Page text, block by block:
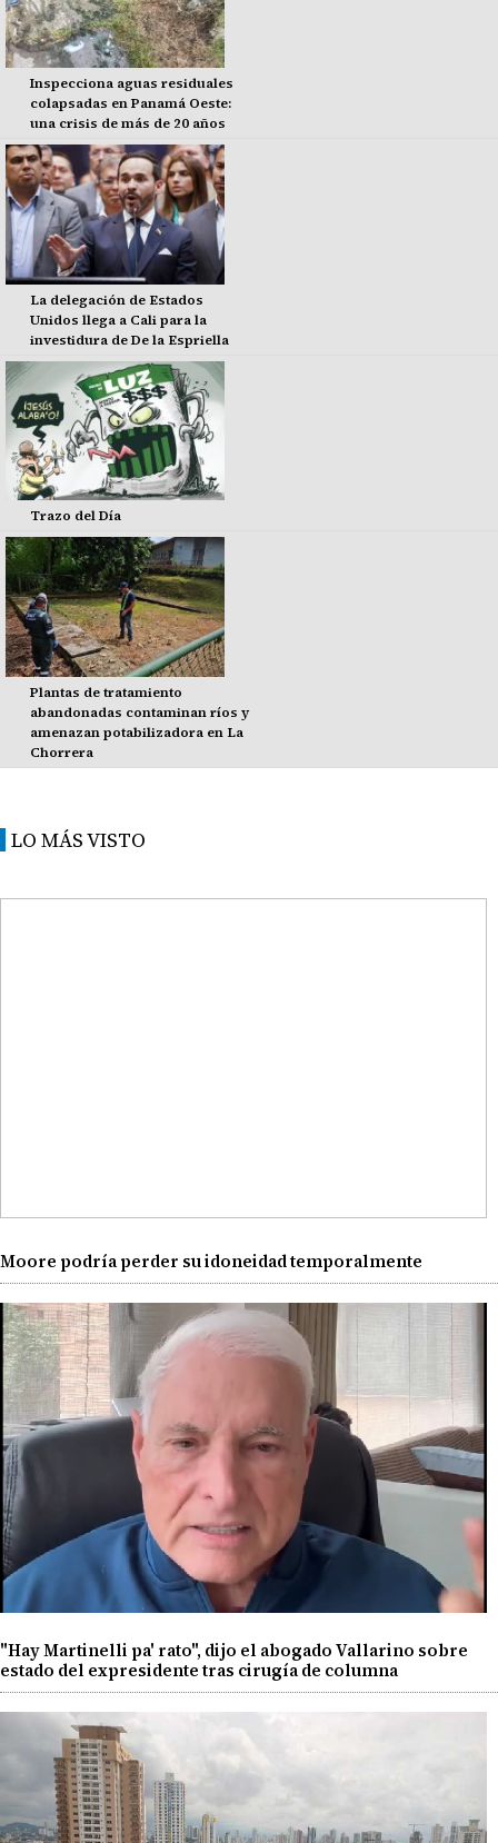
Inspecciona aguas residuales
colapsadas en Panamá Oeste:
una crisis de más de 20 años
La delegación de Estados
Unidos llega a Cali para la
investidura de De la Espriella
Trazo del Día
Plantas de tratamiento
abandonadas contaminan ríos y
amenazan potabilizadora en La
Chorrera
LO MÁS VISTO
Moore podría perder su idoneidad temporalmente
"Hay Martinelli pa' rato", dijo el abogado Vallarino sobre
estado del expresidente tras cirugía de columna